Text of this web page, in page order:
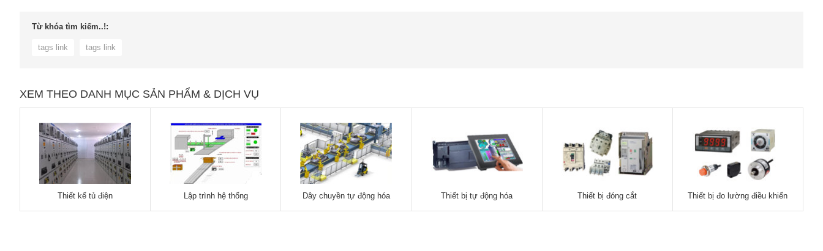
Từ khóa tìm kiếm..!:
tags link tags link
XEM THEO DANH MỤC SẢN PHẨM & DỊCH VỤ
Thiết kế tủ điện Lập trình hệ thống Dây chuyền tự động hóa Thiết bị tự động hóa Thiết bị đóng cắt Thiết bị đo lường điều khiển